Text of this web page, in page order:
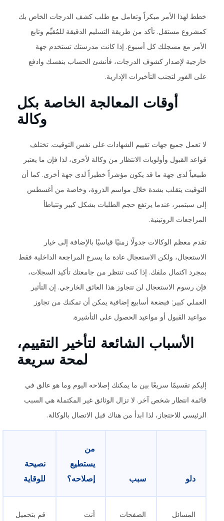
خطط لهذا الأمر مبكراً وتعامل مع طلب كشف الدرجات الخاص بك
كمشروع مستقل. تأكد من طريقة التسليم الدقيقة للمُقيِّم وتابع
الأمر مع مسجلك كل أسبوع. إذا كانت مدرستك تستخدم جهة
خارجية لإصدار كشوف الدرجات، فأنشئ الحساب بنفسك وادفع
على الفور لتجنب التأخيرات الإدارية.
أوقات المعالجة الخاصة بكل
وكالة
لا تعمل جميع جهات تقييم الشهادات على نفس التوقيت. تختلف
قواعد القبول وأولويات الانتظار من وكالة لأخرى، لذا فإن ما يعتبر
طبيعياً لدى جهة ما قد يكون مؤشراً خطيراً لدى جهة أخرى. كما أن
التوقيت يتقلب بشدة خلال مواسم الذروة، وخاصة من أغسطس
إلى سبتمبر، عندما يرتفع حجم الطلبات بشكل كبير وتتباطأ
المراجعات الروتينية.
تقدم معظم الوكالات جدولًا زمنيًا قياسيًا بالإضافة إلى خيار
الاستعجال، ولكن الاستعجال عادة ما يسرع المراجعة الداخلية فقط
بمجرد اكتمال ملفك. إذا كنت تنتظر من جامعتك تأكيد السجلات،
فإن رسوم الاستعجال لن تتجاوز هذا العائق الخارجي. إن التأثير
العملي كبير: فبضعة أسابيع إضافية يمكن أن تمكنك من تجاوز
مواعيد القبول أو مواعيد الحصول على التأشيرة.
الأسباب الشائعة لتأخير التقييم،
لمحة سريعة
إليكم تقسيمًا سريعًا بين ما يمكنك إصلاحه اليوم وما هو عالق في
قائمة انتظار شخص آخر. لا تزال الوثائق غير المكتملة هي السبب
الرئيسي للاحتجاز، لذا ابدأ من هناك قبل الاتصال بالوكالة.
دلو سبب
من
يستطيع
إصلاحه؟
نصيحة
للوقاية
المسائل
الصفحات
أنت
قم بتحميل